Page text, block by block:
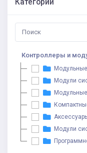
Категории
Контроллеры и
Модульные
Модули
Модульные
Модули